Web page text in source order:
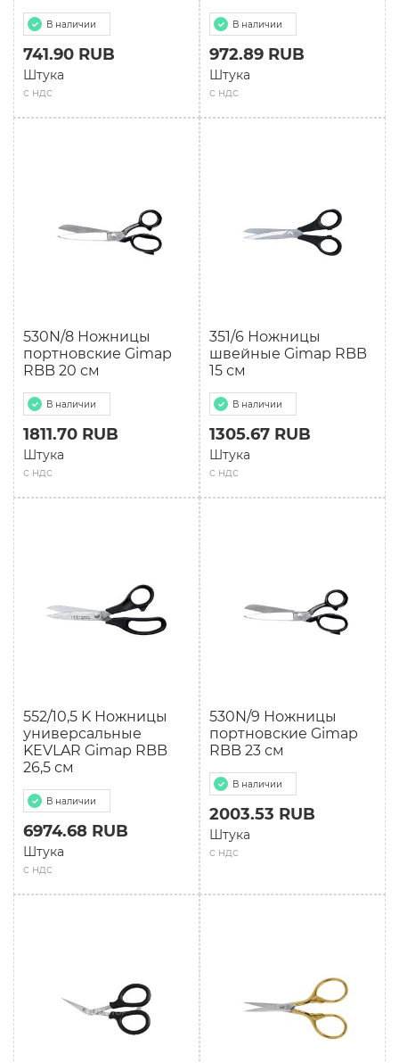
В наличии
с ндс
741.90 RUB
Штука
В наличии
с ндс
972.89 RUB
Штука
530N/8 Ножницы
портновские Gimap
RBB 20 см
В наличии
с ндс
1811.70 RUB
Штука
351/6 Ножницы
швейные Gimap RBB
15 см
В наличии
с ндс
1305.67 RUB
Штука
552/10,5 K Ножницы
универсальные
KEVLAR Gimap RBB
26,5 см
В наличии
с ндс
6974.68 RUB
Штука
530N/9 Ножницы
портновские Gimap
RBB 23 см
В наличии
с ндс
2003.53 RUB
Штука